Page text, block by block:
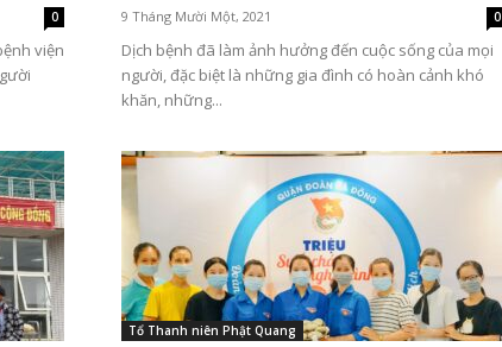
0
viện
9 Tháng Mười Một, 2021 0
Dịch bệnh đã làm ảnh hưởng đến cuộc sống của mọi
người, đặc biệt là những gia đình có hoàn cảnh khó
khăn, những...
Tổ Thanh niên Phật Quang